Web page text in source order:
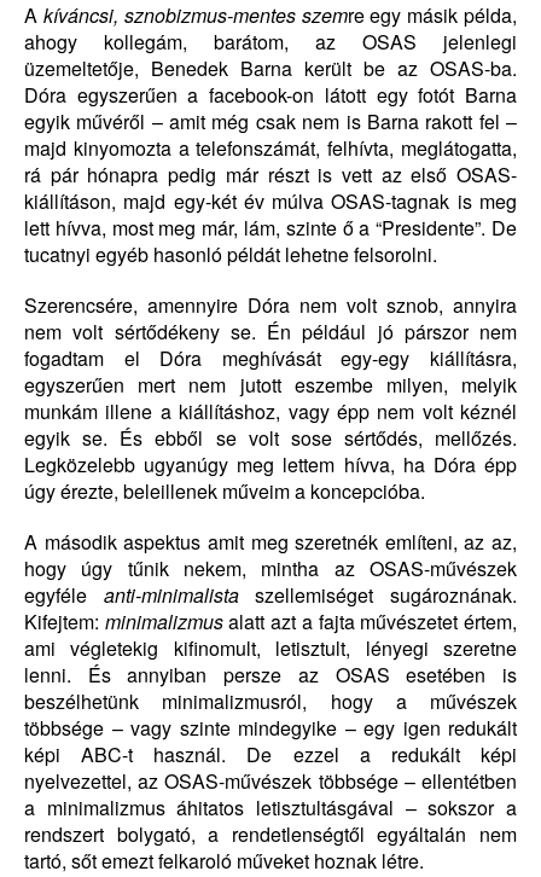
A kíváncsi, sznobizmus-mentes szemre egy másik példa,
ahogy kollegám, barátom, az OSAS jelenlegi
üzemeltetője, Benedek Barna került be az OSAS-ba.
Dóra egyszerűen a facebook-on látott egy fotót Barna
egyik művéről – amit még csak nem is Barna rakott fel –
majd kinyomozta a telefonszámát, felhívta, meglátogatta,
rá pár hónapra pedig már részt is vett az első OSAS-
kiállításon, majd egy-két év múlva OSAS-tagnak is meg
lett hívva, most meg már, lám, szinte ő a “Presidente”. De
tucatnyi egyéb hasonló példát lehetne felsorolni.
Szerencsére, amennyire Dóra nem volt sznob, annyira
nem volt sértődékeny se. Én például jó párszor nem
fogadtam el Dóra meghívását egy-egy kiállításra,
egyszerűen mert nem jutott eszembe milyen, melyik
munkám illene a kiállításhoz, vagy épp nem volt kéznél
egyik se. És ebből se volt sose sértődés, mellőzés.
Legközelebb ugyanúgy meg lettem hívva, ha Dóra épp
úgy érezte, beleillenek műveim a koncepcióba.
A második aspektus amit meg szeretnék említeni, az az,
hogy úgy tűnik nekem, mintha az OSAS-művészek
egyféle anti-minimalistaszellemiséget sugároznának.
Kifejtem: minimalizmusalatt azt a fajta művészetet értem,
ami végletekig kifinomult, letisztult, lényegi szeretne
lenni. És annyiban persze az OSAS esetében is
beszélhetünk minimalizmusról, hogy a művészek
többsége – vagy szinte mindegyike – egy igen redukált
képi ABC-t használ. De ezzel a redukált képi
nyelvezettel, az OSAS-művészek többsége – ellentétben
a minimalizmus áhitatos letisztultásgával – sokszor a
rendszert bolygató, a rendetlenségtől egyáltalán nem
tartó, sőt emezt felkaroló műveket hoznak létre.